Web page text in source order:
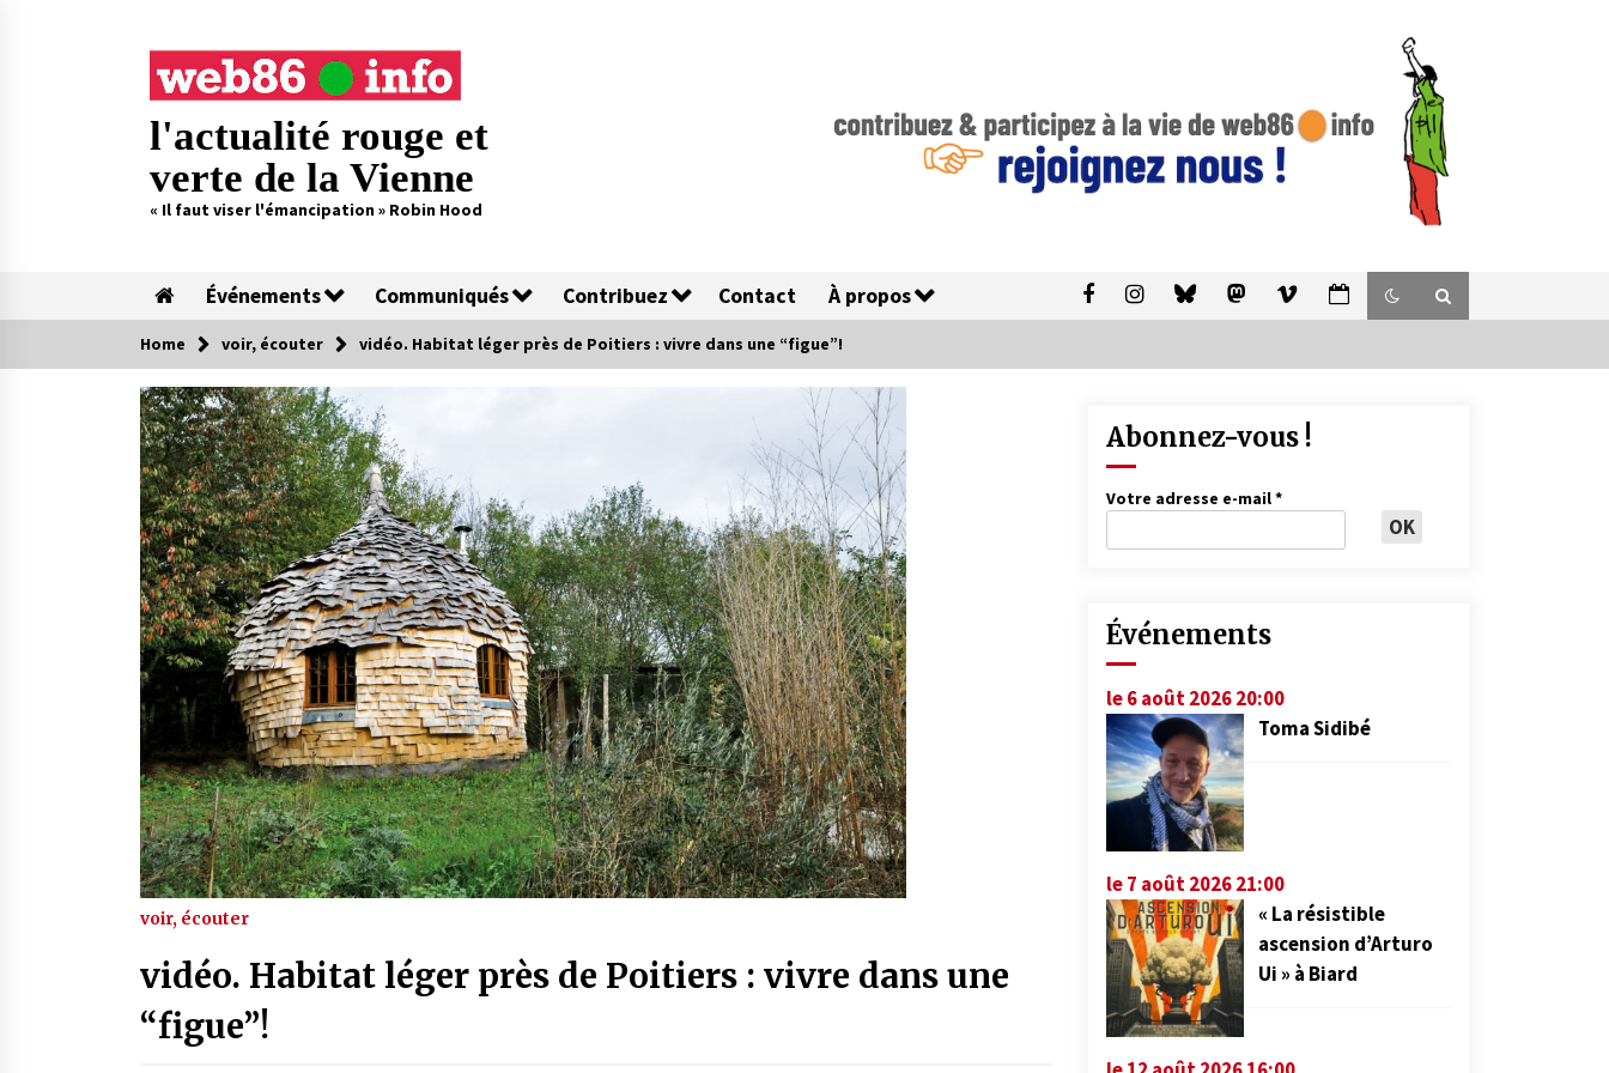
l'actualité rouge et
verte de la Vienne
« Il faut viser l'émancipation » Robin Hood
Événements Communiqués Contribuez Contact À propos
Home voir, écouter vidéo. Habitat léger près de Poitiers : vivre dans une “figue”!
voir, écouter
vidéo. Habitat léger près de Poitiers : vivre dans une
“figue”!
Abonnez-vous !
Votre adresse e-mail*
Événements
le 6 août 2026 20:00
Toma Sidibé
le 7 août 2026 21:00
« La résistible
ascension d’Arturo
Ui » à Biard